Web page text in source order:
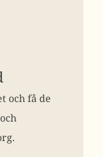
och få de